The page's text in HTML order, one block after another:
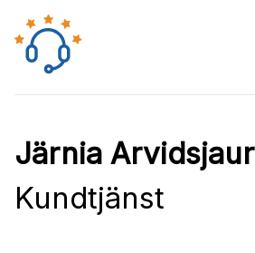
Järnia Arvidsjaur
Kundtjänst